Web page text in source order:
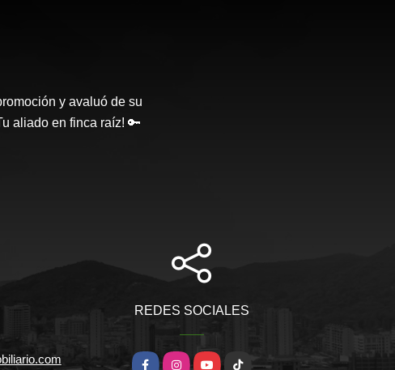
y avaluó de su
aliado en finca raíz! 🔑
REDES SOCIALES
FacebookInstagramYouTube
TikTok